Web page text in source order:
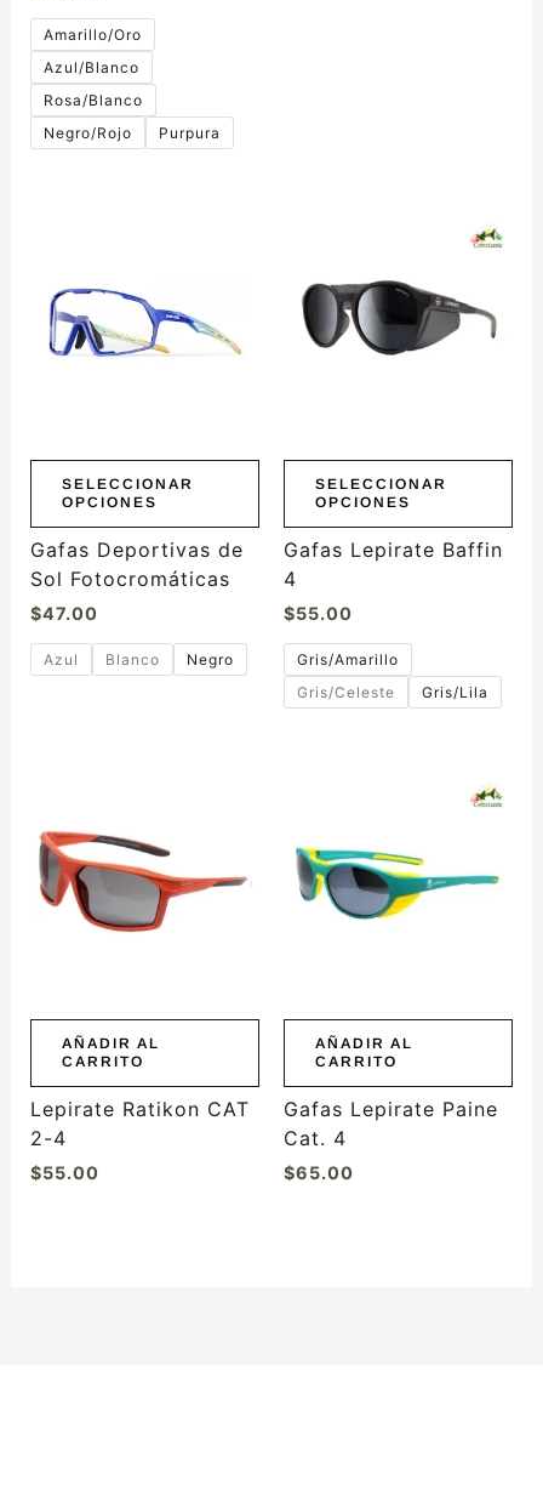
Amarillo/Oro
Azul/Blanco
Rosa/Blanco
Negro/Rojo
Purpura
SELECCIONAR
OPCIONES
múltiples
variantes.
elegir
la
página
producto
Gafas Deportivas de
Sol Fotocromáticas
$47.00
Azul Blanco Negro
SELECCIONAR
OPCIONES
tiene
múltiples
variantes.
elegir
la
página
producto
Gafas Lepirate Baffin
4
$55.00
Gris/Amarillo
Gris/Celeste
Gris/Lila
AÑADIR AL
CARRITO
Lepirate Ratikon CAT
2-4
$55.00
AÑADIR AL
CARRITO
Gafas Lepirate Paine
Cat. 4
$65.00